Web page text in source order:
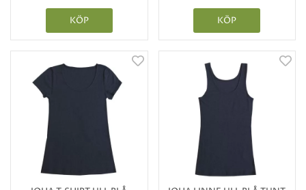
KÖP KÖP